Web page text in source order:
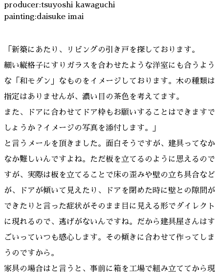
producer:tsuyoshi kawaguchi
painting:daisuke imai
「新築にあたり、リビングの引き戸を探しております。
細い縦格子にすりガラスを合わせたような洋室にも合うよう
な「和モダン」なものをイメージしております。木の種類は
指定はありませんが、濃い目の茶色を考えてます。
また、ドアに合わせてドア枠もお願いすることはできますで
しょうか？イメージの写真を添付します。」
と言うメールを頂きました。面白そうですが、建具ってなか
なか難しいんですよね。ただ板を立てるのように思えるので
すが、実際は板を立てることで床の歪みや壁の立ち具合など
が、ドアが傾いて見えたり、ドアを閉めた時に壁との隙間が
できたりと言った症状がそのまま目に見える形でダイレクト
に現れるので、逃げがないんですね。だから建具屋さんはす
ごいっていつも感心します。その傾きに合わせて作ってしま
うのですから。
家具の場合はと言うと、事前に箱を工場で組み立ててから現